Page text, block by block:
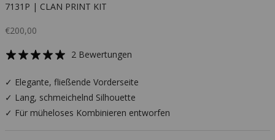
7131P | CLAN PRINT KIT
Angebot
€200,00
2 Bewertungen
✓ Elegante, fließende Vorderseite
✓ Lang, schmeichelnd Silhouette
✓ Für müheloses Kombinieren entworfen